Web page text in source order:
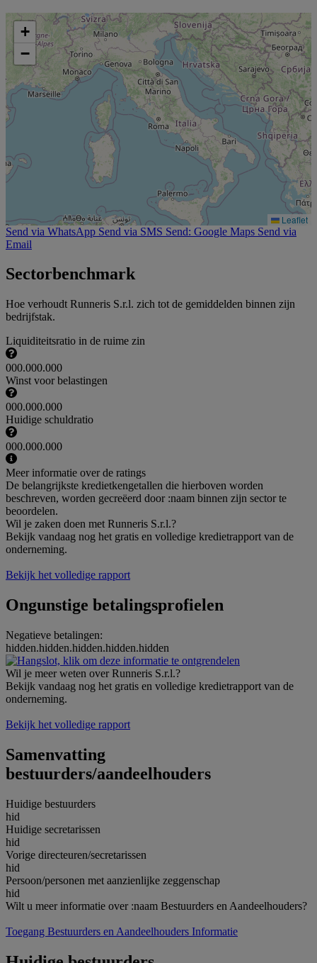
+
−
Leaflet
Send via WhatsApp Send via SMS Send: Google Maps Send via
Email
Sectorbenchmark
Hoe verhoudt Runneris S.r.l. zich tot de gemiddelden binnen zijn
bedrijfstak.
Liquiditeitsratio in de ruime zin
000.000.000
Winst voor belastingen
000.000.000
Huidige schuldratio
000.000.000
Meer informatie over de ratings
De belangrijkste kredietkengetallen die hierboven worden
beschreven, worden gecreëerd door :naam binnen zijn sector te
beoordelen.
Wil je zaken doen met Runneris S.r.l.?
Bekijk vandaag nog het gratis en volledige kredietrapport van de
onderneming.
Bekijk het volledige rapport
Ongunstige betalingsprofielen
Negatieve betalingen:
hidden.hidden.hidden.hidden.hidden
Wil je meer weten over Runneris S.r.l.?
Bekijk vandaag nog het gratis en volledige kredietrapport van de
onderneming.
Bekijk het volledige rapport
Samenvatting
bestuurders/aandeelhouders
Huidige bestuurders
hid
Huidige secretarissen
hid
Vorige directeuren/secretarissen
hid
Persoon/personen met aanzienlijke zeggenschap
hid
Wilt u meer informatie over :naam Bestuurders en Aandeelhouders?
Toegang Bestuurders en Aandeelhouders Informatie